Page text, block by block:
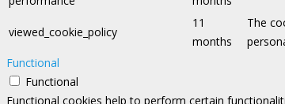
viewed_cookie_policy
11
months
The
Functional
Functional
Functional cookies help to perform certain